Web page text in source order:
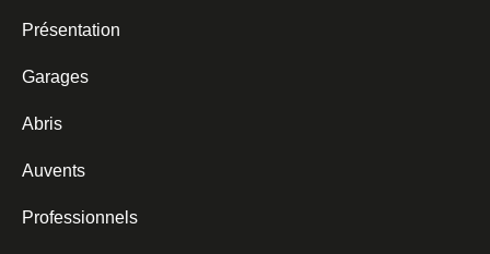
Présentation
Garages
Abris
Auvents
Professionnels